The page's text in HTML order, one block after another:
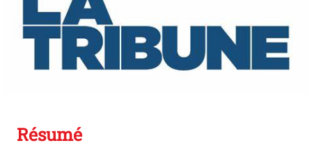
Résumé